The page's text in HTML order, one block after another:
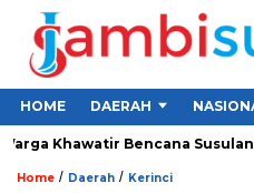
HOME DAERAH
Khawatir Bencana Susulan
Home / Daerah / Kerinci